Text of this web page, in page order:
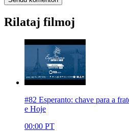
Rilataj filmoj
#82 Esperanto: chave para a
e Hoje
00:00 PT